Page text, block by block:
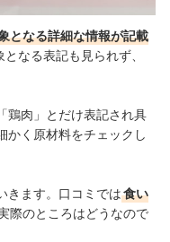
となる詳細な情報が記載
なる表記も見られず、
鶏肉」とだけ表記され具
かく原材料をチェックし
きます。口コミでは食い
際のところはどうなので